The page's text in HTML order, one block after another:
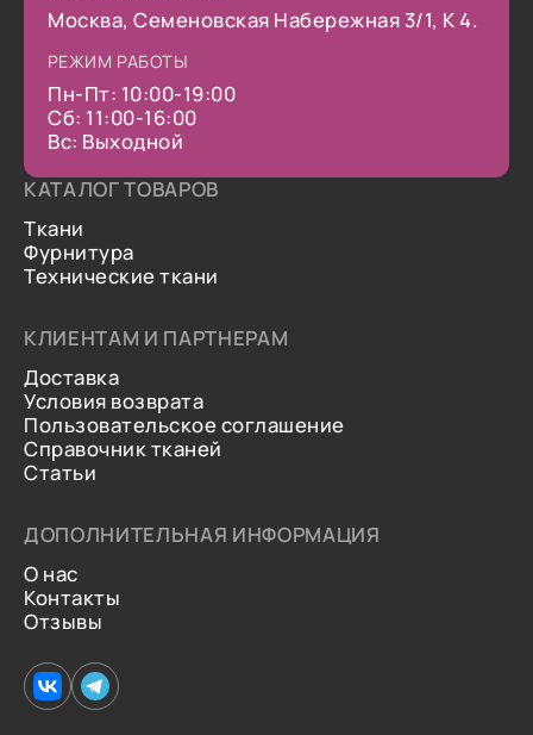
Москва, Семеновская Набережная 3/1, К 4.
РЕЖИМ РАБОТЫ
Пн-Пт: 10:00-19:00
Сб: 11:00-16:00
Вс: Выходной
КАТАЛОГ ТОВАРОВ
Ткани
Фурнитура
Технические ткани
КЛИЕНТАМ И ПАРТНЕРАМ
Доставка
Условия возврата
Пользовательское соглашение
Справочник тканей
Статьи
ДОПОЛНИТЕЛЬНАЯ ИНФОРМАЦИЯ
О нас
Контакты
Отзывы